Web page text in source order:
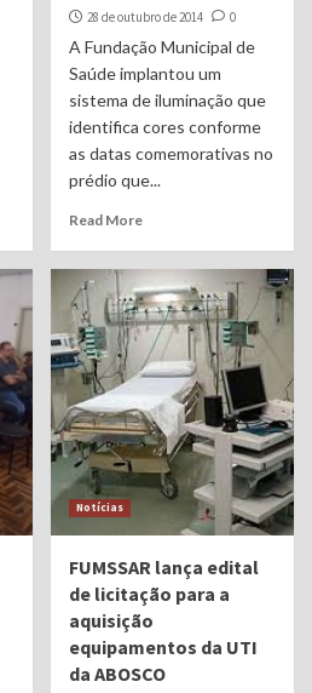
28 de outubro de 2014 0
A Fundação Municipal de
Saúde implantou um
sistema de iluminação que
identifica cores conforme
as datas comemorativas no
prédio que...
Read More
Notícias
FUMSSAR lança edital
de licitação para a
aquisição
equipamentos da UTI
da ABOSCO